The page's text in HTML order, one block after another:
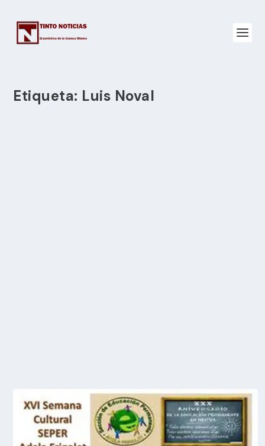
Etiqueta: Luis Noval